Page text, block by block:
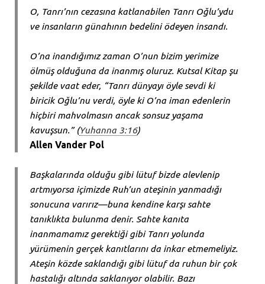
O, Tanrı’nın cezasına katlanabilen Tanrı Oğlu’ydu
ve insanların günahının bedelini ödeyen insandı.
O’na inandığımız zaman O’nun bizim yerimize
ölmüş olduğuna da inanmış oluruz. Kutsal Kitap şu
şekilde vaat eder, “Tanrı dünyayı öyle sevdi ki
biricik Oğlu’nu verdi, öyle ki O’na iman edenlerin
hiçbiri mahvolmasın ancak sonsuz yaşama
kavuşsun.” (Yuhanna 3:16)
Allen Vander Pol
Başkalarında olduğu gibi lütuf bizde alevlenip
artmıyorsa içimizde Ruh’un ateşinin yanmadığı
sonucuna varırız—buna kendine karşı sahte
tanıklıkta bulunma denir. Sahte kanıta
inanmamamız gerektiği gibi Tanrı yolunda
yürümenin gerçek kanıtlarını da inkar etmemeliyiz.
Ateşin közde saklandığı gibi lütuf da ruhun bir çok
hastalığı altında saklanıyor olabilir. Bazı